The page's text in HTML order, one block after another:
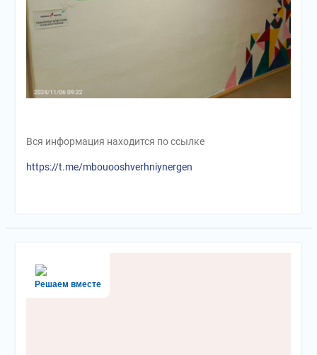
Вся информация находится по ссылке
https://t.me/mbouooshverhniynergen
Решаем вместе